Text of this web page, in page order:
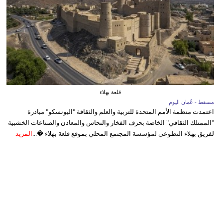
قلعة بهلاء
مسقط - عُمان اليوم
اعتمدت منظمة الأمم المتحدة للتربية والعلم والثقافة "اليونسكو" مبادرة
"الممتلك الثقافي" الخاصة بحرف الفخار والنحاس والمعادن والصناعات الخشبية
لفريق بهلاء التطوعي لمؤسسة المجتمع المحلي بموقع قلعة بهلاء �... المزيد